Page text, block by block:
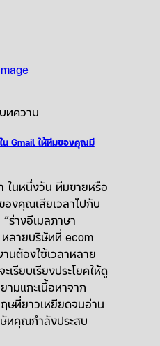
ทความ
น Gmail ให้ทีมของคุณมี
ในหนึ่งวัน ทีมขายหรือ
งคุณเสียเวลาไปกับ
ร่างอีเมลภาษา
ลายบริษัทที่ ecom
นต้องใช้เวลาหลาย
เรียบเรียงประโยคให้ดู
มแกะเนื้อหาจาก
ษที่ยาวเหยียดจนอ่าน
ทคุณกำลังประสบ